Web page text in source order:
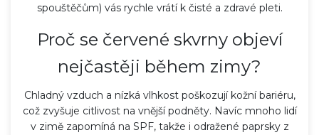
spouštěčům) vás rychle vrátí k čisté a zdravé pleti.
Proč se červené skvrny objeví
nejčastěji během zimy?
Chladný vzduch a nízká vlhkost poškozují kožní bariéru,
což zvyšuje citlivost na vnější podněty. Navíc mnoho lidí
v zimě zapomíná na SPF, takže i odražené paprsky z